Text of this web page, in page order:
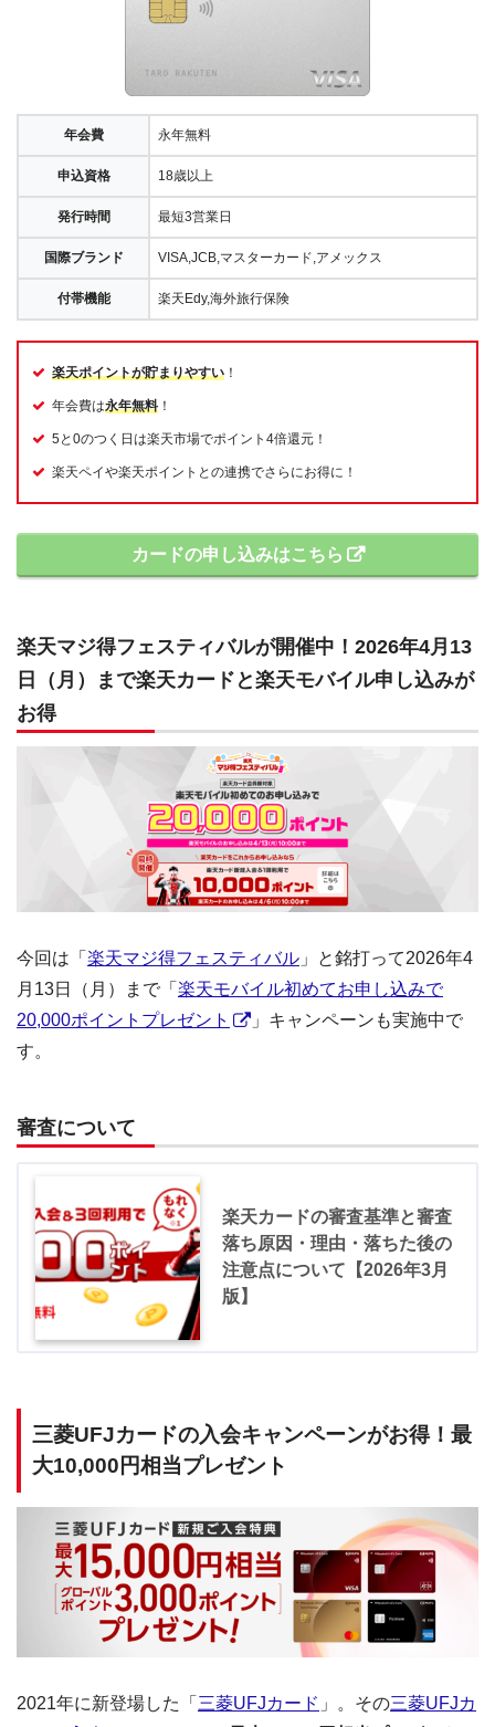
年会費 永年無料
申込資格 18歳以上
発行時間 最短3営業日
国際ブランド VISA,JCB,マスターカード,アメックス
付帯機能 楽天Edy,海外旅行保険
楽天ポイントが貯まりやすい ！
年会費は永年無料 ！
5と0のつく日は楽天市場でポイント4倍還元！
楽天ペイや楽天ポイントとの連携でさらにお得に！
カードの申し込みはこちら
楽天マジ得フェスティバルが開催中！2026年4月13
日（月）まで楽天カードと楽天モバイル申し込みが
お得
今回は「 楽天マジ得フェスティバル 」と銘打って2026年4
月13日（月）まで「 楽天モバイル初めてお申し込みで
20,000ポイントプレゼント
」キャンペーンも実施中で
す。
審査について
楽天カードの審査基準と審査
落ち原因・理由・落ちた後の
注意点について【2026年3月
版】
三菱UFJカードの入会キャンペーンがお得！最
大10,000円相当プレゼント
2021年に新登場した「 三菱UFJカード 」。その三菱UFJカ